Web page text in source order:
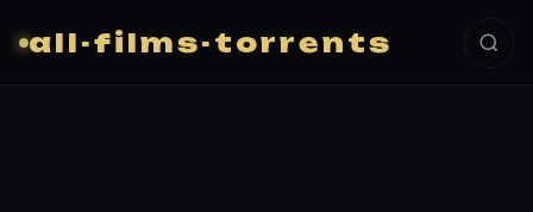
all-films-torrents